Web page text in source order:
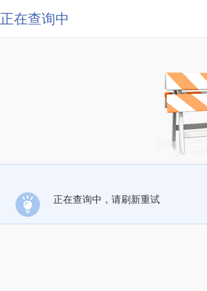
正在查询中
正在查询中，请刷新重试